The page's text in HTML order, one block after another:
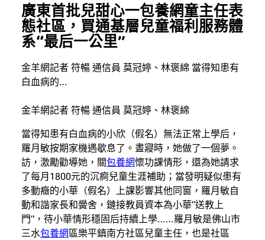
廣東首批兒甜心一包養網童主任表
態社區，買通基層兒童福利服務體
系“最后一公里”
金羊網記者 符暢 通信員 莫冠婷、林褒綿 當得知患有
白血病的…
金羊網記者 符暢 通信員 莫冠婷、林褒綿
當得知患有白血病的小欣（假名）無法正常上學后，
羅月敏按期家機遇歇息了。晝寢時，她做了一個夢。
訪，激勵勸導她，關包養網懷功課情形，還為她請求
了每月1800元的沉痾兒童生涯補助；當發明疑似患有
多動癥的小華（假名）上課影響其他同窗，羅月敏自
動和諧家長和黌舍，鏈接教員資本為小華“送教上
門”，待小華情形穩固后持續上學……羅月敏是佛山市
三水包養網區樂平鎮南方社區兒童主任，也是社區